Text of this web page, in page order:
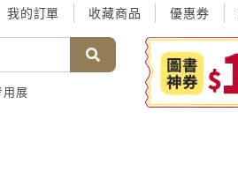
我的訂單 收藏商品 優惠券
用展